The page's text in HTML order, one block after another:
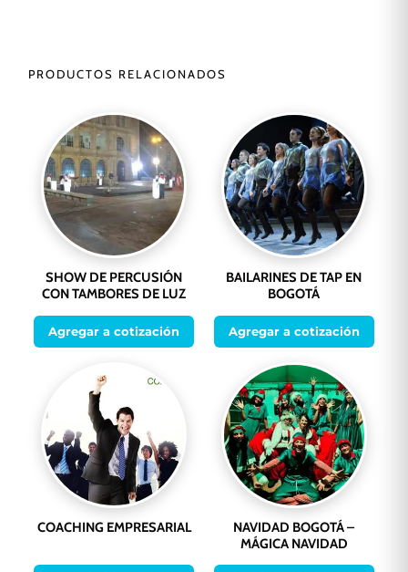
PRODUCTOS RELACIONADOS
SHOW DE PERCUSIÓN
CON TAMBORES DE LUZ
Agregar a cotización
BAILARINES DE TAP EN
BOGOTÁ
Agregar a cotización
COACHING EMPRESARIAL
NAVIDAD BOGOTÁ –
MÁGICA NAVIDAD